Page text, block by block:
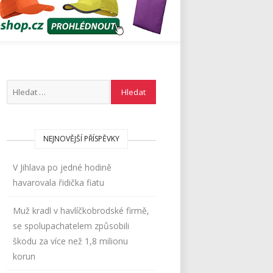
NEJNOVĚJŠÍ PŘÍSPĚVKY
V Jihlava po jedné hodině
havarovala řidička fiatu
Muž kradl v havlíčkobrodské firmě,
se spolupachatelem způsobili
škodu za více než 1,8 milionu
korun